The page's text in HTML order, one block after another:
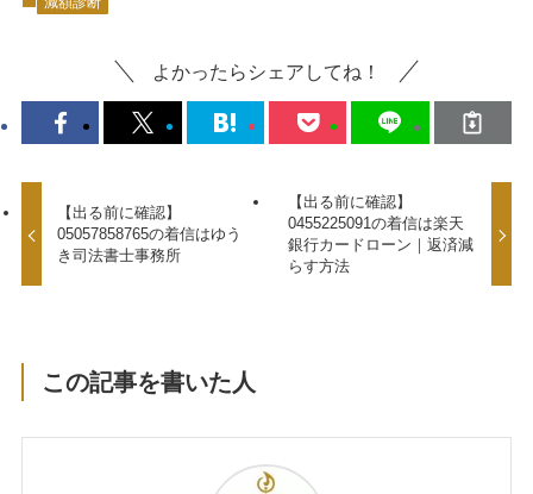
よかったらシェアしてね！
【出る前に確認】
05057858765の着信はゆう
き司法書士事務所
【出る前に確認】
0455225091の着信は楽天
銀行カードローン｜返済減
らす方法
この記事を書いた人